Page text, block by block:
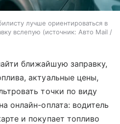
лучше ориентироваться в
вслепую
источник: Авто Mail /
ближайшую заправку,
актуальные цены,
точки по виду
онлайн-оплата: водитель
и покупает топливо